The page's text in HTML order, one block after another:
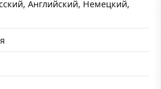
Английский, Немецкий,